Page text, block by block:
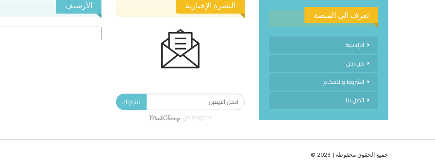
تعرف الى المنصة
الرئيسية
من نحن
الشروط والاحكام
اتصل بنا
النشرة الإخبارية
اشتراك
مدعومة من
الأرشيف
جميع الحقوق محفوظة | 2023 ©